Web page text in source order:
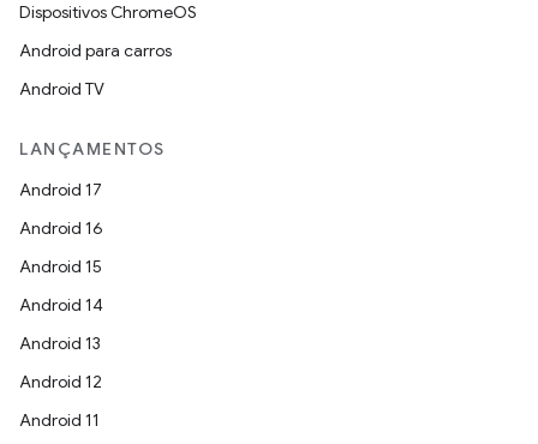
Dispositivos ChromeOS
Android para carros
Android TV
LANÇAMENTOS
Android 17
Android 16
Android 15
Android 14
Android 13
Android 12
Android 11